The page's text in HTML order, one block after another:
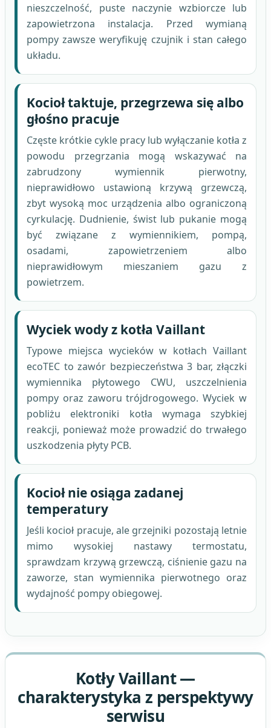
nieszczelność, puste naczynie wzbiorcze lub
zapowietrzona instalacja. Przed wymianą
pompy zawsze weryfikuję czujnik i stan całego
układu.
Kocioł taktuje, przegrzewa się albo
głośno pracuje
Częste krótkie cykle pracy lub wyłączanie kotła z
powodu przegrzania mogą wskazywać na
zabrudzony wymiennik pierwotny,
nieprawidłowo ustawioną krzywą grzewczą,
zbyt wysoką moc urządzenia albo ograniczoną
cyrkulację. Dudnienie, świst lub pukanie mogą
być związane z wymiennikiem, pompą,
osadami, zapowietrzeniem albo
nieprawidłowym mieszaniem gazu z
powietrzem.
Wyciek wody z kotła Vaillant
Typowe miejsca wycieków w kotłach Vaillant
ecoTEC to zawór bezpieczeństwa 3 bar, złączki
wymiennika płytowego CWU, uszczelnienia
pompy oraz zaworu trójdrogowego. Wyciek w
pobliżu elektroniki kotła wymaga szybkiej
reakcji, ponieważ może prowadzić do trwałego
uszkodzenia płyty PCB.
Kocioł nie osiąga zadanej
temperatury
Jeśli kocioł pracuje, ale grzejniki pozostają letnie
mimo wysokiej nastawy termostatu,
sprawdzam krzywą grzewczą, ciśnienie gazu na
zaworze, stan wymiennika pierwotnego oraz
wydajność pompy obiegowej.
Kotły Vaillant —
charakterystyka z perspektywy
serwisu